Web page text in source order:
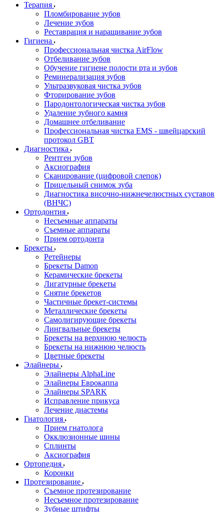
Терапия
Пломбирование зубов
Лечение зубов
Реставрация и наращивание зубов
Гигиена
Профессиональная чистка AirFlow
Отбеливание зубов
Обучение гигиене полости рта и зубов
Реминерализация зубов
Ультразвуковая чистка зубов
Фторирование зубов
Пародонтологическая чистка зубов
Удаление зубного камня
Домашнее отбеливание
Профессиональная чистка EMS - швейцарский
протокол GBT
Диагностика
Рентген зубов
Аксиография
Сканирование (цифровой слепок)
Прицельный снимок зуба
Диагностика височно-нижнечелюстных суставов
(ВНЧС)
Ортодонтия
Несъемные аппараты
Съемные аппараты
Прием ортодонта
Брекеты
Ретейнеры
Брекеты Damon
Керамические брекеты
Лигатурные брекеты
Снятие брекетов
Частичные брекет-системы
Металлические брекеты
Самолигирующие брекеты
Лингвальные брекеты
Брекеты на верхнюю челюсть
Брекеты на нижнюю челюсть
Цветные брекеты
Элайнеры
Элайнеры AlphaLine
Элайнеры Еврокаппа
Элайнеры SPARK
Исправление прикуса
Лечение диастемы
Гнатология
Прием гнатолога
Окклюзионные шины
Сплинты
Аксиография
Ортопедия
Коронки
Протезирование
Съемное протезирование
Несъемное протезирование
Зубные штифты